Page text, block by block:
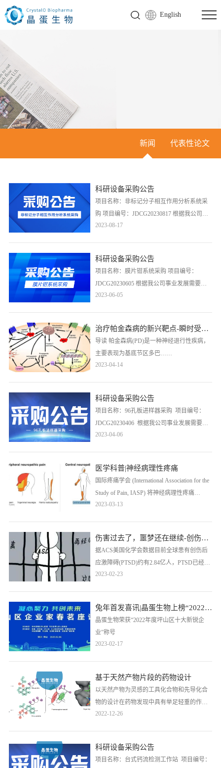
English
新闻 代表性论文
科研设备采购公告
项目名称：非标记分子相互作用分析系统采
购 项目编号：JDCG20230817 根据我公司事
业发展需要，拟对以下仪器采购项目以比选
资格条件的厂商报名。
2023-08-17
科研设备采购公告
项目名称：膜片钳系统采购 项目编号：
JDCG20230605 根据我公司事业发展需要，
拟对以下仪器采购项目以比选方式进行采
的厂商报名。
2023-06-05
治疗帕金森病的新兴靶点-瞬时受体电位 (TRP) 通道
导读 帕金森病(PD)是一种神经退行性疾病，
主要表现为基底节区多巴……
2023-04-14
科研设备采购公告
项目名称：96孔板进样器采购 项目编号：
JDCG20230406 根据我公司事业发展需要，
拟对以下仪器采购项目以比选方式进行采
的厂商报名。
2023-04-06
医学科普|神经病理性疼痛
国际疼痛学会 (International Association for the
Study of Pain, IASP) 将神经病理性疼痛
(neuropathic pain, NP)定义为：“由躯体感觉系
2023-03-13
伤害过去了，噩梦还在继续-创伤后应激障碍
据ACS美国化学会数据目前全球患有创伤后
应激障碍(PTSD)约有2.84亿人，PTSD已经逐
渐成为危害人类健康的主要疾病之一，并给
2023-02-23
兔年首发喜讯|晶蛋生物上榜“2022年度坪山区十大新锐企业”
晶蛋生物荣获“2022年度坪山区十大新锐企
业”称号
2023-02-17
基于天然产物片段的药物设计
以天然产物为灵感的工具化合物和先导化合
物的设计在药物发现中具有举足轻重的作
用。并且，在计算方法的驱动下，有望推动
物药理活性代谢物的研究，代谢物的结构和
药代动力学、药效基团研究将有助于优先考
2022-12-26
科研设备采购公告
项目名称：台式钙流检测工作站 项目编号：